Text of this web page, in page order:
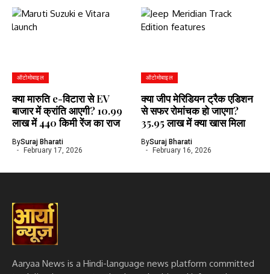
ऑटोमोबाइल
क्या मारुति e-विटारा से EV
बाजार में क्रांति आएगी? 10.99
लाख में 440 किमी रेंज का राज
BySuraj Bharati
February 17, 2026
ऑटोमोबाइल
क्या जीप मेरिडियन ट्रैक एडिशन
से सफर रोमांचक हो जाएगा?
35.95 लाख में क्या खास मिला
BySuraj Bharati
February 16, 2026
Aaryaa News is a Hindi-language news platform committed